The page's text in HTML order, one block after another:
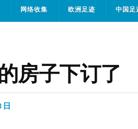
网络收集 欧洲足迹 中国足
房子下订了
日